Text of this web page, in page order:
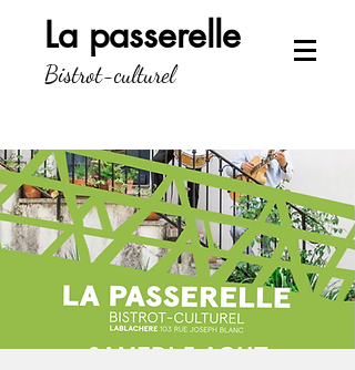
La passerelle
Bistrot-culturel